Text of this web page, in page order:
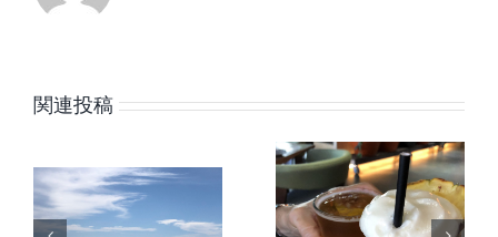
関連投稿 調子に乗
られる、
言った、
言わな